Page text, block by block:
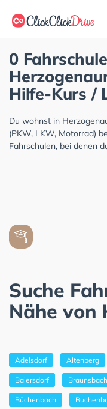
0
Hilfe-Kurs /
Du wohnst in
(PKW, LKW, Motorrad)
Fahrschulen, bei denen
Suche
Nähe von
Adelsdorf Altenberg
Baiersdorf Braunsbach
Büchenbach